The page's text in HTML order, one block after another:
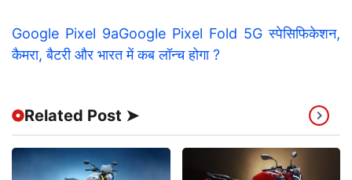
Google Pixel 9aGoogle Pixel Fold 5G स्पेसिफिकेशन,
कैमरा, बैटरी और भारत में कब लॉन्च होगा ?
Related Post ➤